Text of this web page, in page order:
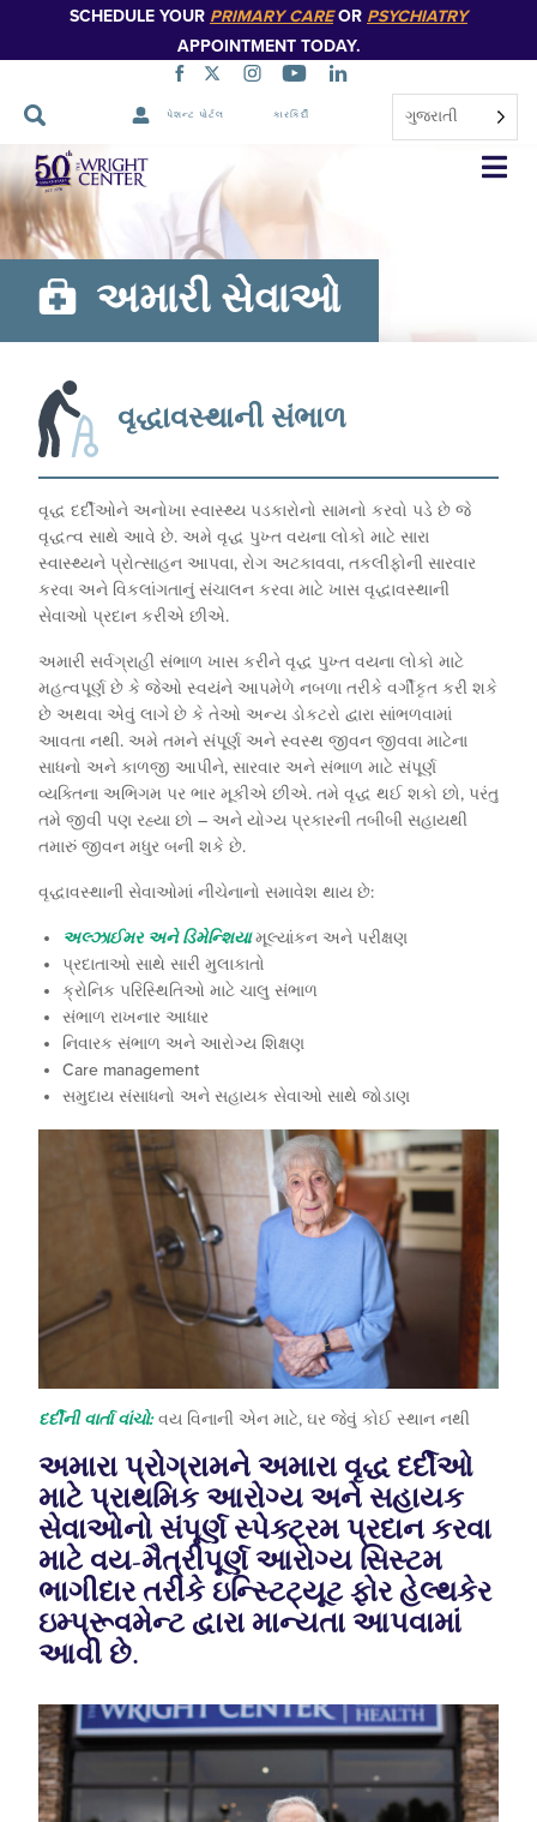
SCHEDULE YOUR PRIMARY CAREOR PSYCHIATRY
APPOINTMENT TODAY.
પેશન્ટ પોર્ટલ કારકિર્દી ગુજરાતી
નેવિગેશન
છોડો
અમારી સેવાઓ
વૃદ્ધાવસ્થાની સંભાળ
વૃદ્ધ દર્દીઓને અનોખા સ્વાસ્થ્ય પડકારોનો સામનો કરવો પડે છે જે
વૃદ્ધત્વ સાથે આવે છે. અમે વૃદ્ધ પુખ્ત વયના લોકો માટે સારા
સ્વાસ્થ્યને પ્રોત્સાહન આપવા, રોગ અટકાવવા, તકલીફોની સારવાર
કરવા અને વિકલાંગતાનું સંચાલન કરવા માટે ખાસ વૃદ્ધાવસ્થાની
સેવાઓ પ્રદાન કરીએ છીએ.
અમારી સર્વગ્રાહી સંભાળ ખાસ કરીને વૃદ્ધ પુખ્ત વયના લોકો માટે
મહત્વપૂર્ણ છે કે જેઓ સ્વયંને આપમેળે નબળા તરીકે વર્ગીકૃત કરી શકે
છે અથવા એવું લાગે છે કે તેઓ અન્ય ડોકટરો દ્વારા સાંભળવામાં
આવતા નથી. અમે તમને સંપૂર્ણ અને સ્વસ્થ જીવન જીવવા માટેના
સાધનો અને કાળજી આપીને, સારવાર અને સંભાળ માટે સંપૂર્ણ
વ્યક્તિના અભિગમ પર ભાર મૂકીએ છીએ. તમે વૃદ્ધ થઈ શકો છો, પરંતુ
તમે જીવી પણ રહ્યા છો – અને યોગ્ય પ્રકારની તબીબી સહાયથી
તમારું જીવન મધુર બની શકે છે.
વૃદ્ધાવસ્થાની સેવાઓમાં નીચેનાનો સમાવેશ થાય છે:
અલ્ઝાઈમર અને ડિમેન્શિયામૂલ્યાંકન અને પરીક્ષણ
પ્રદાતાઓ સાથે સારી મુલાકાતો
ક્રોનિક પરિસ્થિતિઓ માટે ચાલુ સંભાળ
સંભાળ રાખનાર આધાર
નિવારક સંભાળ અને આરોગ્ય શિક્ષણ
Care management
સમુદાય સંસાધનો અને સહાયક સેવાઓ સાથે જોડાણ
દર્દીની વાર્તા વાંચો:વય વિનાની એન માટે, ઘર જેવું કોઈ સ્થાન નથી
અમારા પ્રોગ્રામને અમારા વૃદ્ધ દર્દીઓ
માટે પ્રાથમિક આરોગ્ય અને સહાયક
સેવાઓનો સંપૂર્ણ સ્પેક્ટ્રમ પ્રદાન કરવા
માટે વય-મૈત્રીપૂર્ણ આરોગ્ય સિસ્ટમ
ભાગીદાર તરીકે ઇન્સ્ટિટ્યૂટ ફોર હેલ્થકેર
ઇમ્પ્રૂવમેન્ટ દ્વારા માન્યતા આપવામાં
આવી છે.